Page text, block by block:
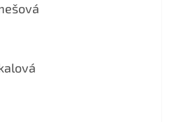
je 5 z 5 hvězdiček.
je 5 z 5 hvězdiček.